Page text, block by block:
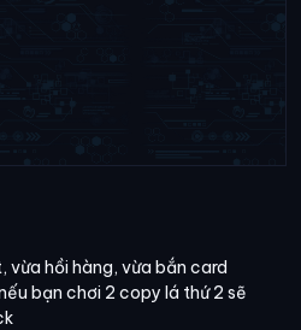
vừa hồi hàng, vừa bắn card
bạn chơi 2 copy lá thứ 2 sẽ